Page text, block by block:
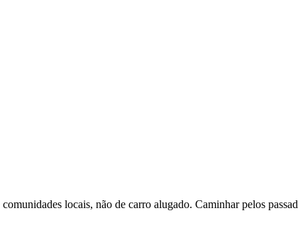
locais, não de carro alugado. Caminhar pelos